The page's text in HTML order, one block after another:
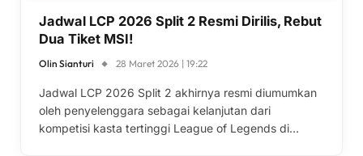
Jadwal LCP 2026 Split 2 Resmi Dirilis, Rebut
Dua Tiket MSI!
Olin Sianturi 28 Maret 2026 | 19:22
Jadwal LCP 2026 Split 2 akhirnya resmi diumumkan
oleh penyelenggara sebagai kelanjutan dari
kompetisi kasta tertinggi League of Legends di…